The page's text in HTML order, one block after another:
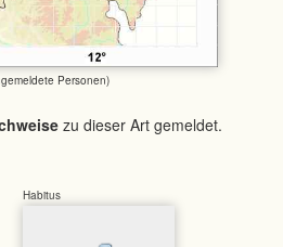
Personen)
zu dieser Art gemeldet.
Habitus